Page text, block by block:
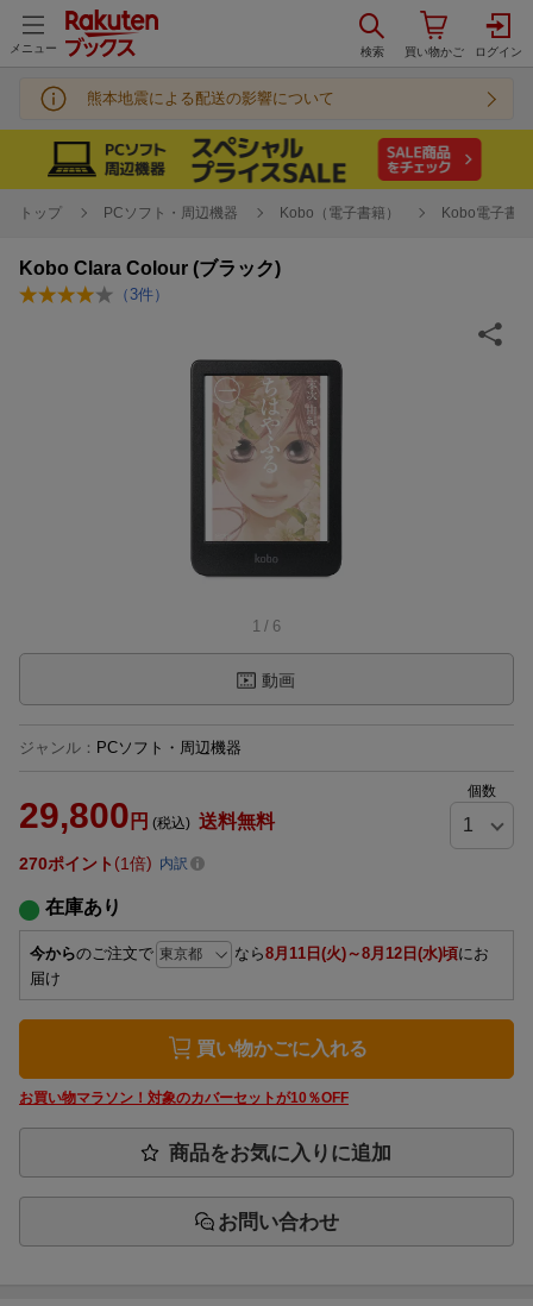
メニュー
熊本地震による配送の影響について
トップ PCソフト・周辺機器 Kobo（電子書籍） Kobo電子書
Kobo Clara Colour (ブラック)
（ 3件）
1 / 6
動画
ジャンル ： PCソフト・周辺機器
29,800 円 (税込) 送料無料
個数
270ポイント 1倍 内訳
在庫あり
今からのご注文で なら8月11日(火)～8月12日(水)頃にお
届け
買い物かごに入れる
お買い物マラソン！対象のカバーセットが10％OFF
商品をお気に入りに追加
お問い合わせ